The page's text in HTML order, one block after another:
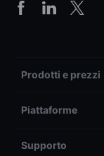
Prodotti e prezzi
Piattaforme
Supporto